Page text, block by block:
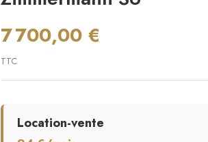
7 700,00 €
TTC
Location-vente